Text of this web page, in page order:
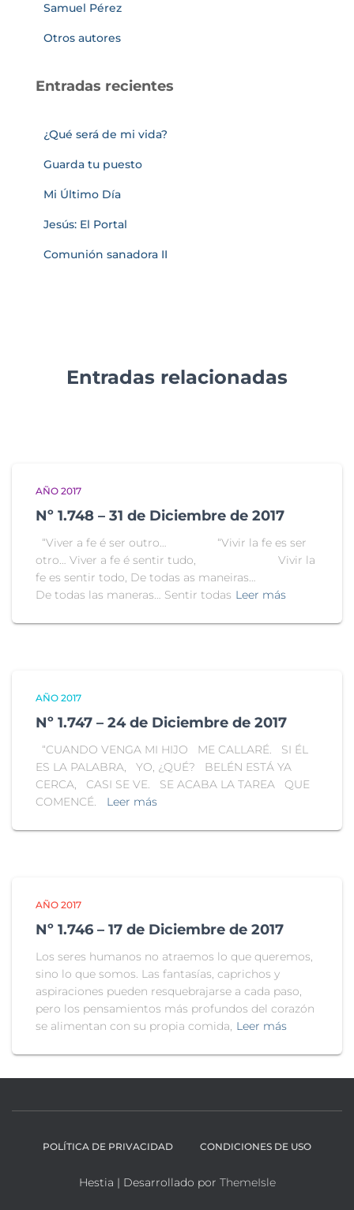
Samuel Pérez
Otros autores
Entradas recientes
¿Qué será de mi vida?
Guarda tu puesto
Mi Último Día
Jesús: El Portal
Comunión sanadora II
Entradas relacionadas
AÑO 2017
Nº 1.748 – 31 de Diciembre de 2017
“Viver a fe é ser outro… “Vivir la fe es ser
otro… Viver a fe é sentir tudo, Vivir la
fe es sentir todo, De todas as maneiras…
De todas las maneras… Sentir todas Leer más
AÑO 2017
Nº 1.747 – 24 de Diciembre de 2017
“CUANDO VENGA MI HIJO ME CALLARÉ. SI ÉL
ES LA PALABRA, YO, ¿QUÉ? BELÉN ESTÁ YA
CERCA, CASI SE VE. SE ACABA LA TAREA QUE
COMENCÉ.
Leer más
AÑO 2017
Nº 1.746 – 17 de Diciembre de 2017
Los seres humanos no atraemos lo que queremos,
sino lo que somos. Las fantasías, caprichos y
aspiraciones pueden resquebrajarse a cada paso,
pero los pensamientos más profundos del corazón
se alimentan con su propia comida, Leer más
POLÍTICA DE PRIVACIDAD CONDICIONES DE USO
Hestia | Desarrollado por ThemeIsle